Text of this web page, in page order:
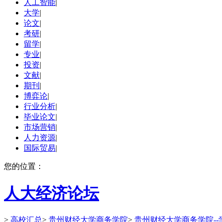
人工智能
大学|
论文|
考研|
留学|
专业|
投资|
文献|
期刊 |
博弈论|
行业分析|
毕业论文|
市场营销|
人力资源|
国际贸易|
您的位置：
人大经济论坛
> 高校汇总> 贵州财经大学商务学院> 贵州财经大学商务学院--